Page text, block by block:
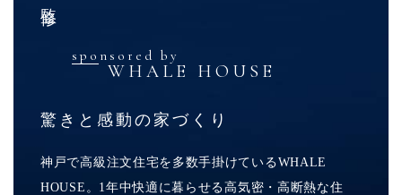
sponsored by
WHALE HOUSE
驚きと感動の家づくり
神戸で高級注文住宅を多数手掛けているWHALE
HOUSE。1年中快適に暮らせる高気密・高断熱な住